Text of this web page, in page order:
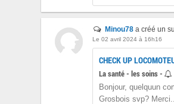
Minou78 a créé un
Le 02 avril 2024 à 16h16
CHECK UP
La santé - les soins -
Bonjour, quelquun
Grosbois svp? Merci...